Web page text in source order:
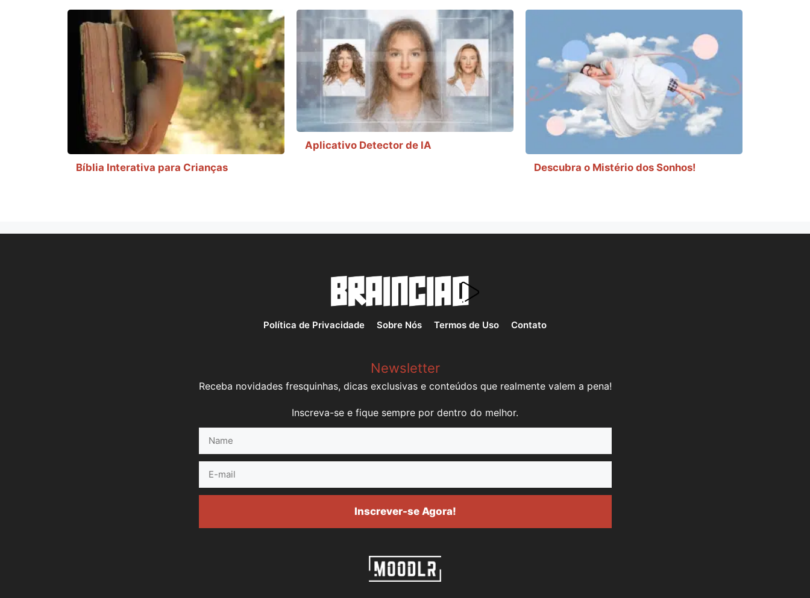
Bíblia Interativa para Crianças
Aplicativo Detector de IA
Descubra o Mistério dos Sonhos!
Política de Privacidade Sobre Nós Termos de Uso Contato
Newsletter
Receba novidades fresquinhas, dicas exclusivas e conteúdos que realmente valem a pena!
Inscreva-se e fique sempre por dentro do melhor.
mail
Inscrever-se Agora!